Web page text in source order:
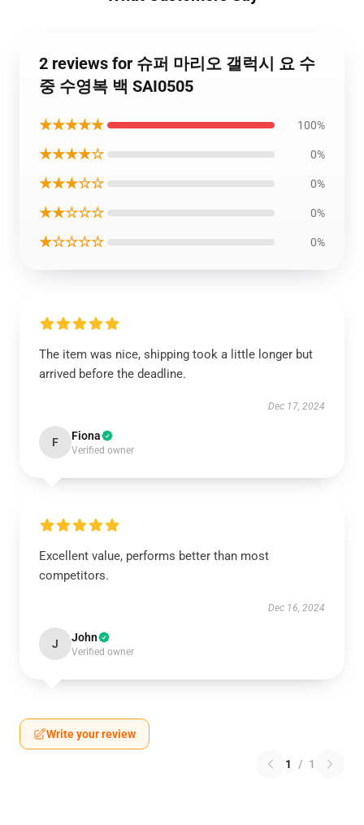
2 reviews for 슈퍼 마리오 갤럭시 요 수
중 수영복 백 SAI0505
★★★★★ 100%
★★★★☆ 0%
★★★☆☆ 0%
★★☆☆☆ 0%
★☆☆☆☆ 0%
The item was nice, shipping took a little longer but
arrived before the deadline.
Dec 17, 2024
F Fiona
Verified owner
Excellent value, performs better than most
competitors.
Dec 16, 2024
J John
Verified owner
Write your review
1 / 1